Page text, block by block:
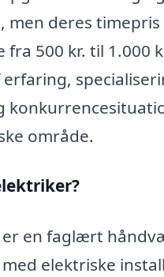
men deres timepris
500 kr. til 1.000
område.
er en faglært
elektriske